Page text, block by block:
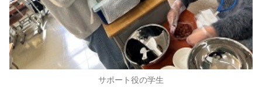
サポート役の学生